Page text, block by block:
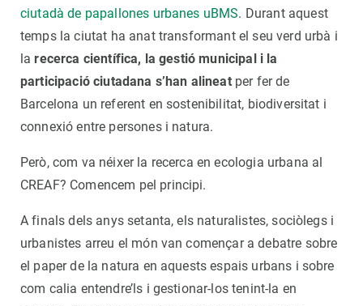
ciutadà de papallones urbanes uBMS. Durant aquest
temps la ciutat ha anat transformant el seu verd urbà i
larecerca científica, la gestió municipal i la
participació ciutadana s’han alineatper fer de
Barcelona un referent en sostenibilitat, biodiversitat i
connexió entre persones i natura.
Però, com va néixer la recerca en ecologia urbana al
CREAF? Comencem pel principi.
A finals dels anys setanta, els naturalistes, sociòlegs i
urbanistes arreu el món van començar a debatre sobre
el paper de la natura en aquests espais urbans i sobre
com calia entendre’ls i gestionar-los tenint-la en